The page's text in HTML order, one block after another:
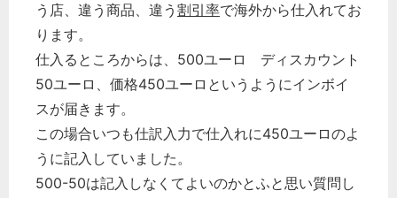
う店、違う商品、違う 割引率で海外から仕入れてお
ります。
仕入るところからは、500ユーロ ディスカウント
50ユーロ、価格450ユーロというようにインボイ
スが届きます。
この場合いつも仕訳入力で仕入れに450ユーロのよ
うに記入していました。
500-50は記入しなくてよいのかとふと思い質問し